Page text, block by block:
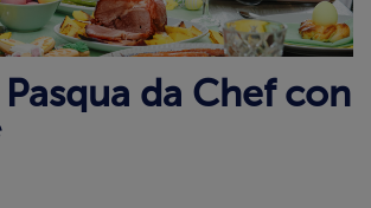
da Chef con